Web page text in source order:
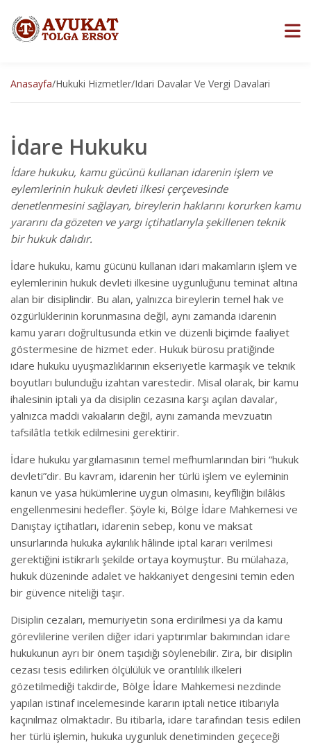
Anasayfa/Hukuki Hizmetler/Idari Davalar Ve Vergi Davalari
İdare Hukuku
İdare hukuku, kamu gücünü kullanan idarenin işlem ve
eylemlerinin hukuk devleti ilkesi çerçevesinde
denetlenmesini sağlayan, bireylerin haklarını korurken kamu
yararını da gözeten ve yargı içtihatlarıyla şekillenen teknik
bir hukuk dalıdır.
İdare hukuku, kamu gücünü kullanan idari makamların işlem ve
eylemlerinin hukuk devleti ilkesine uygunluğunu teminat altına
alan bir disiplindir. Bu alan, yalnızca bireylerin temel hak ve
özgürlüklerinin korunmasına değil, aynı zamanda idarenin
kamu yararı doğrultusunda etkin ve düzenli biçimde faaliyet
göstermesine de hizmet eder. Hukuk bürosu pratiğinde
idare hukuku uyuşmazlıklarının ekseriyetle karmaşık ve teknik
boyutları bulunduğu izahtan varestedir. Misal olarak, bir kamu
ihalesinin iptali ya da disiplin cezasına karşı açılan davalar,
yalnızca maddi vakıaların değil, aynı zamanda mevzuatın
tafsilâtla tetkik edilmesini gerektirir.
İdare hukuku yargılamasının temel mefhumlarından biri “hukuk
devleti”dir. Bu kavram, idarenin her türlü işlem ve eyleminin
kanun ve yasa hükümlerine uygun olmasını, keyfîliğin bilâkis
engellenmesini hedefler. Şöyle ki, Bölge İdare Mahkemesi ve
Danıştay içtihatları, idarenin sebep, konu ve maksat
unsurlarında hukuka aykırılık hâlinde iptal kararı verilmesi
gerektiğini istikrarlı şekilde ortaya koymuştur. Bu mülahaza,
hukuk düzeninde adalet ve hakkaniyet dengesini temin eden
bir güvence niteliği taşır.
Disiplin cezaları, memuriyetin sona erdirilmesi ya da kamu
görevlilerine verilen diğer idari yaptırımlar bakımından idare
hukukunun ayrı bir önem taşıdığı söylenebilir. Zira, bir disiplin
cezası tesis edilirken ölçülülük ve orantılılık ilkeleri
gözetilmediği takdirde, Bölge İdare Mahkemesi nezdinde
yapılan istinaf incelemesinde kararın iptali netice itibarıyla
kaçınılmaz olmaktadır. Bu itibarla, idare tarafından tesis edilen
her türlü işlemin, hukuka uygunluk denetiminden geçeceği